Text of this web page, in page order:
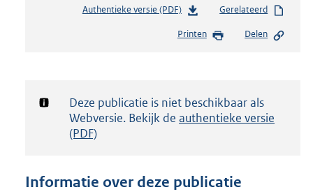
Authentieke versie (PDF)b
s
d
g
t
Gerelateerd
Printen Delen
Notificatie:
Deze publicatie is niet beschikbaar als
Webversie. Bekijk de authentieke versie
(PDF)
Informatie over deze publicatie